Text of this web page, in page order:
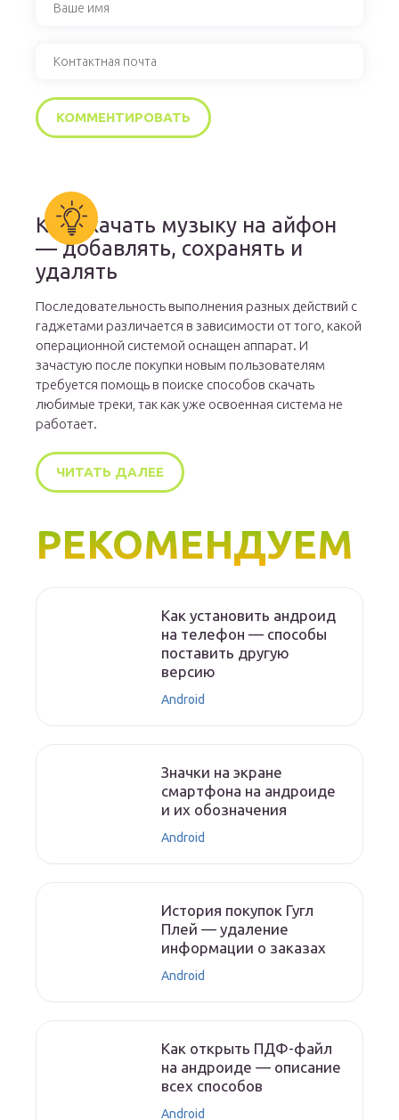
Как скачать музыку на айфон
— добавлять, сохранять и
удалять
Последовательность выполнения разных действий с
гаджетами различается в зависимости от того, какой
операционной системой оснащен аппарат. И
зачастую после покупки новым пользователям
требуется помощь в поиске способов скачать
любимые треки, так как уже освоенная система не
работает.
ЧИТАТЬ ДАЛЕЕ
РЕКОМЕНДУЕМ
Как установить андроид
на телефон — способы
поставить другую
версию
Android
Значки на экране
смартфона на андроиде
и их обозначения
Android
История покупок Гугл
Плей — удаление
информации о заказах
Android
Как открыть ПДФ-файл
на андроиде — описание
всех способов
Android